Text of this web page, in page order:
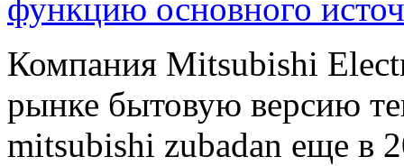
функцию основного
Компания Mitsubishi
рынке бытовую версию
mitsubishi zubadan еще в